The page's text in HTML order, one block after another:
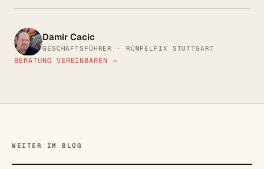
Damir Cacic
GESCHÄFTSFÜHRER · RÜMPELFIX STUTTGART
BERATUNG VEREINBAREN →
WEITER IM BLOG